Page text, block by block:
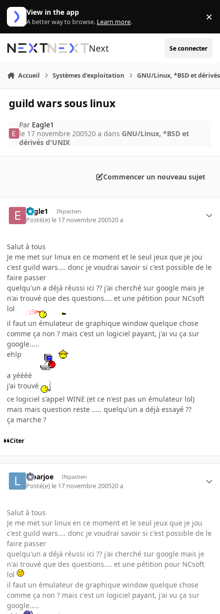
Aller au contenu
View in the app
A better way to browse. Learn more. ×
Next Se connecter
Accueil Systèmes d'exploitation GNU/Linux, *BSD et
guild wars sous linux
Par Eagle1
le 17 novembre 200520 a dans GNU/Linux, *BSD et
dérivés d'UNIX
Commencer un nouveau sujet
Eagle1 INpactien
Posté(e) le 17 novembre 200520 a
Salut à tous
Je me met sur linux en ce moment et le seul jeux que je jou
c'est guild wars.... donc je voudrai savoir si c'est possible de le
faire passer
quelqu'un a déjà réussi ici ?? j'ai cherché sur google mais je
n'ai trouvé que des questions.... et une pétition pour NCsoft
lol
il faut un émulateur de graphique window quelque chose
comme ça non ? mais c'est un logiciel payant, j'ai vu ça sur
google.....
ehlp
a yéééé
j'ai trouvé
ce logiciel s'appel WINE (et ce n'est pas un émulateur lol)
mais mais question reste ..... quelqu'un a déjà essayé ??
ça marche ?
Citer
lebarjoe INpactien
Posté(e) le 17 novembre 200520 a
Salut à tous
Je me met sur linux en ce moment et le seul jeux que je jou
c'est guild wars.... donc je voudrai savoir si c'est possible de le
faire passer
quelqu'un a déjà réussi ici ?? j'ai cherché sur google mais je
n'ai trouvé que des questions.... et une pétition pour NCsoft
lol
il faut un émulateur de graphique window quelque chose
comme ça non ? mais c'est un logiciel payant, j'ai vu ça sur
google.....